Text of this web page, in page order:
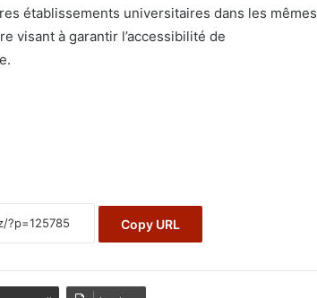
établissements universitaires dans les mêmes
visant à garantir l’accessibilité de
Copy URL